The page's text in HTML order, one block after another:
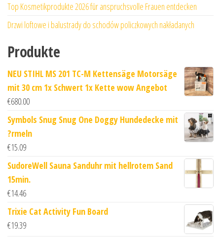
Top Kosmetikprodukte 2026 für anspruchsvolle Frauen entdecken
Drzwi loftowe i balustrady do schodów policzkowych nakładanych
Produkte
NEU STIHL MS 201 TC-M Kettensäge Motorsäge
mit 30 cm 1x Schwert 1x Kette wow Angebot
€680.00
Symbols Snug Snug One Doggy Hundedecke mit
?rmeln
€15.09
SudoreWell Sauna Sanduhr mit hellrotem Sand
15min.
€14.46
Trixie Cat Activity Fun Board
€19.39